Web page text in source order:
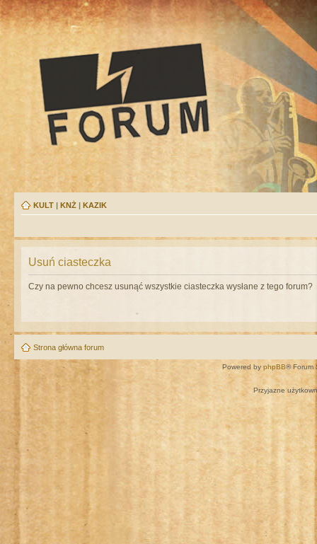
KULT | KNŻ | KAZIK
Usuń ciasteczka
Czy na pewno chcesz usunąć wszystkie ciasteczka wysłane z tego forum?
Strona główna forum
Powered by phpBB® Forum
Przyjazne